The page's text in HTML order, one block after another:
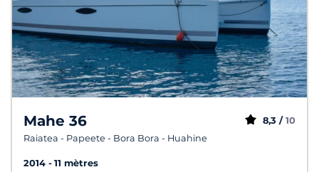
Mahe 36
Raiatea - Papeete - Bora Bora - Huahine
8,3 / 10
2014
11 mètres